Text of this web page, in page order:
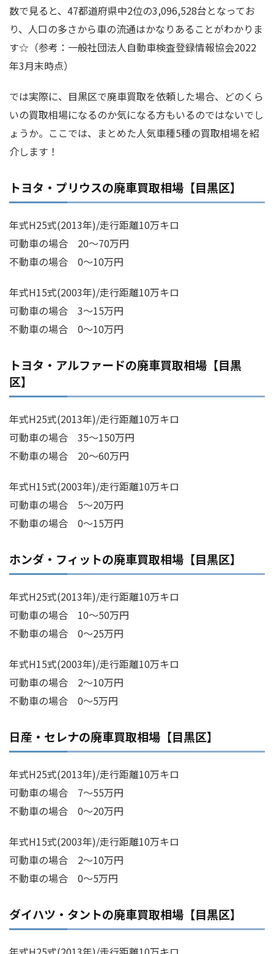
数で見ると、47都道府県中2位の3,096,528台となってお
り、人口の多さから車の流通はかなりあることがわかりま
す☆（参考：一般社団法人自動車検査登録情報協会2022
年3月末時点）
では実際に、目黒区で廃車買取を依頼した場合、どのくら
いの買取相場になるのか気になる方もいるのではないでし
ょうか。ここでは、まとめた人気車種5種の買取相場を紹
介します！
トヨタ・プリウスの廃車買取相場【目黒区】
年式H25式(2013年)/走行距離10万キロ
可動車の場合 20～70万円
不動車の場合 0～10万円
年式H15式(2003年)/走行距離10万キロ
可動車の場合 3～15万円
不動車の場合 0～10万円
トヨタ・アルファードの廃車買取相場【目黒
区】
年式H25式(2013年)/走行距離10万キロ
可動車の場合 35～150万円
不動車の場合 20～60万円
年式H15式(2003年)/走行距離10万キロ
可動車の場合 5～20万円
不動車の場合 0～15万円
ホンダ・フィットの廃車買取相場【目黒区】
年式H25式(2013年)/走行距離10万キロ
可動車の場合 10～50万円
不動車の場合 0～25万円
年式H15式(2003年)/走行距離10万キロ
可動車の場合 2～10万円
不動車の場合 0～5万円
日産・セレナの廃車買取相場【目黒区】
年式H25式(2013年)/走行距離10万キロ
可動車の場合 7～55万円
不動車の場合 0～20万円
年式H15式(2003年)/走行距離10万キロ
可動車の場合 2～10万円
不動車の場合 0～5万円
ダイハツ・タントの廃車買取相場【目黒区】